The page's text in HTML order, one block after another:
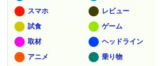
スマホ
レビュー
試食
ゲーム
取材
ヘッドライン
アニメ
乗り物